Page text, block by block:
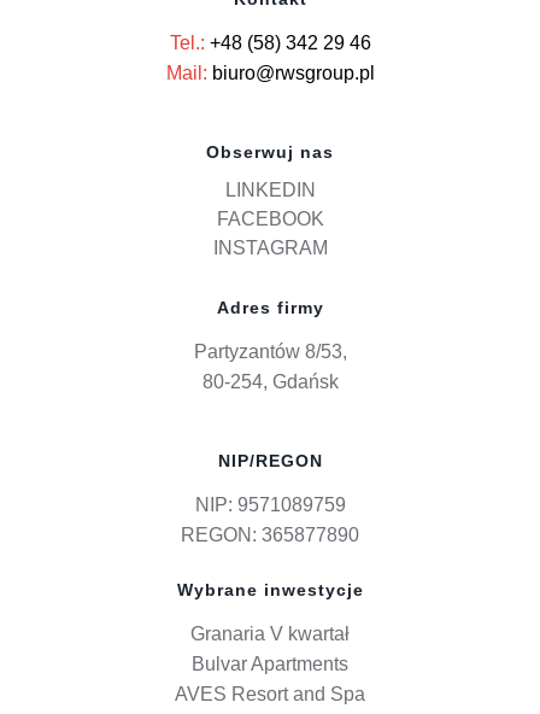
Tel.: +48 (58) 342 29 46
Mail: biuro@rwsgroup.pl
Obserwuj nas
LINKEDIN
FACEBOOK
INSTAGRAM
Adres firmy
Partyzantów 8/53,
80-254, Gdańsk
NIP/REGON
NIP: 9571089759
REGON: 365877890
Wybrane inwestycje
Granaria V kwartał
Bulvar Apartments
AVES Resort and Spa